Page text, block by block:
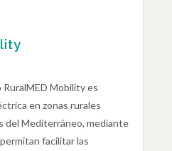
Mobility es
en zonas rurales
del Mediterráneo, mediante
facilitar las